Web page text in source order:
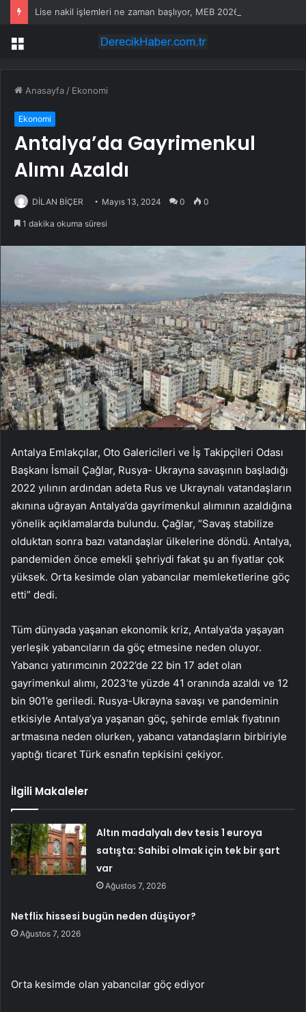
Menü
Anasayfa / Ekonomi
Ekonomi
Antalya’da Gayrimenkul
Alımı Azaldı
DİLAN BİÇER Mayıs 13, 2024 0 0
1 dakika okuma süresi
Antalya Emlakçılar, Oto Galericileri ve İş Takipçileri Odası
Başkanı İsmail Çağlar, Rusya- Ukrayna savaşının başladığı
2022 yılının ardından adeta Rus ve Ukraynalı vatandaşların
akınına uğrayan Antalya’da gayrimenkul alımının azaldığına
yönelik açıklamalarda bulundu. Çağlar, “Savaş stabilize
olduktan sonra bazı vatandaşlar ülkelerine döndü. Antalya,
pandemiden önce emekli şehriydi fakat şu an fiyatlar çok
yüksek. Orta kesimde olan yabancılar memleketlerine göç
etti” dedi.
Tüm dünyada yaşanan ekonomik kriz, Antalya’da yaşayan
yerleşik yabancıların da göç etmesine neden oluyor.
Yabancı yatırımcının 2022’de 22 bin 17 adet olan
gayrimenkul alımı, 2023’te yüzde 41 oranında azaldı ve 12
bin 901’e geriledi. Rusya-Ukrayna savaşı ve pandeminin
etkisiyle Antalya’ya yaşanan göç, şehirde emlak fiyatının
artmasına neden olurken, yabancı vatandaşların birbiriyle
yaptığı ticaret Türk esnafın tepkisini çekiyor.
İlgili Makaleler
Altın madalyalı dev tesis 1 euroya
satışta: Sahibi olmak için tek bir şart
var
Ağustos 7, 2026
Netflix hissesi bugün neden düşüyor?
Ağustos 7, 2026
Orta kesimde olan yabancılar göç ediyor